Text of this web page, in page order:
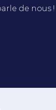
de nous !